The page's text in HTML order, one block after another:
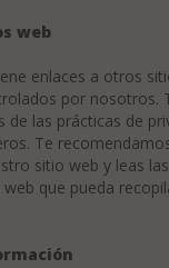
web
enlaces a otros
por nosotros.
de las prácticas de
Te
sitio web y leas
que pueda